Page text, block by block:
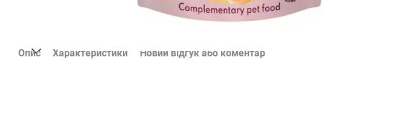
Опис Характеристики Новий відгук або коментар